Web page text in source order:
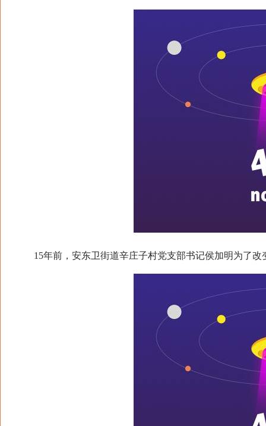
15年前，安东卫街道辛庄子村党支部书记侯加明为了改